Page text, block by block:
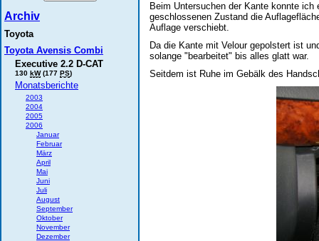
Archiv
Toyota
Toyota Avensis Combi
Executive 2.2 D-CAT
130 kW(177 PS)
Monatsberichte
2003
2004
2005
2006
Januar
Februar
März
April
Mai
Juni
Juli
August
September
Oktober
November
Dezember
Beim Untersuchen der Kante konnte ich
geschlossenen Zustand die
Auflage verschiebt.
Da die Kante mit Velour gepolstert ist
solange "bearbeitet" bis alles glatt war.
Seitdem ist Ruhe im Gebälk des